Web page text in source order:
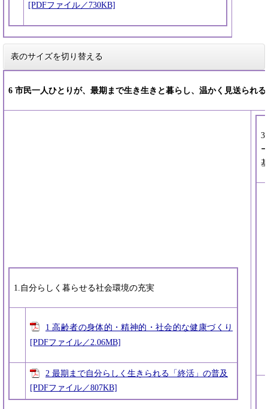
[PDFファイル／730KB]
表のサイズを切り替える
6 市民一人ひとりが、最期まで生き生きと暮らし、温かく見送られる
1.自分らしく暮らせる社会環境の充実
1 高齢者の身体的・精神的・社会的な健康づくり
[PDFファイル／2.06MB]
2 最期まで自分らしく生きられる「終活」の普及
[PDFファイル／807KB]